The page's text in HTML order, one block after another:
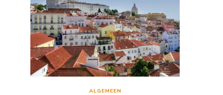
ALGEMEEN